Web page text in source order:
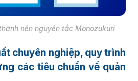
nên nguyên tắc Monozukuri
chuyên nghiệp, quy trình
các tiêu chuẩn về quản